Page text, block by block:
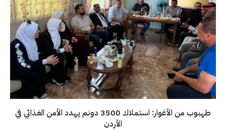
طهبوب من الأغوار: استملاك 3500 دونم يهدد الأمن الغذائي في
الأردن